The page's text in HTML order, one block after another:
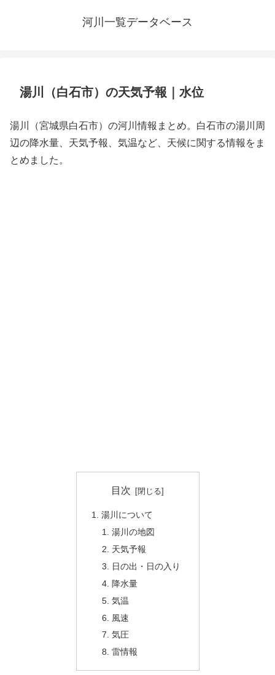
河川一覧データベース
湯川（白石市）の天気予報｜水位
湯川（宮城県白石市）の河川情報まとめ。白石市の湯川周
辺の降水量、天気予報、気温など、天候に関する情報をま
とめました。
目次
湯川について
湯川の地図
天気予報
日の出・日の入り
降水量
気温
風速
気圧
雷情報